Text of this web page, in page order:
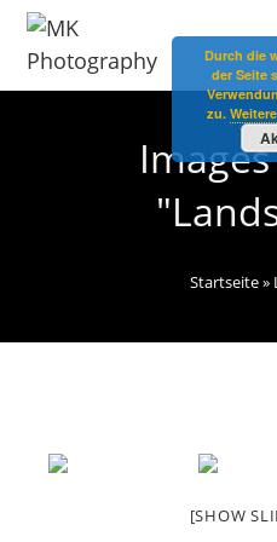
Startseite»
[SHOW
Durch die
der Seite
zu.